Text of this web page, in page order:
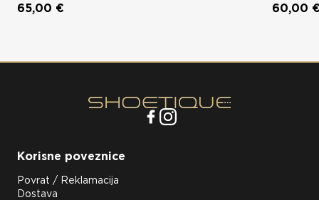
65,00 €
60,00
Korisne poveznice
Povrat / Reklamacija
Dostava